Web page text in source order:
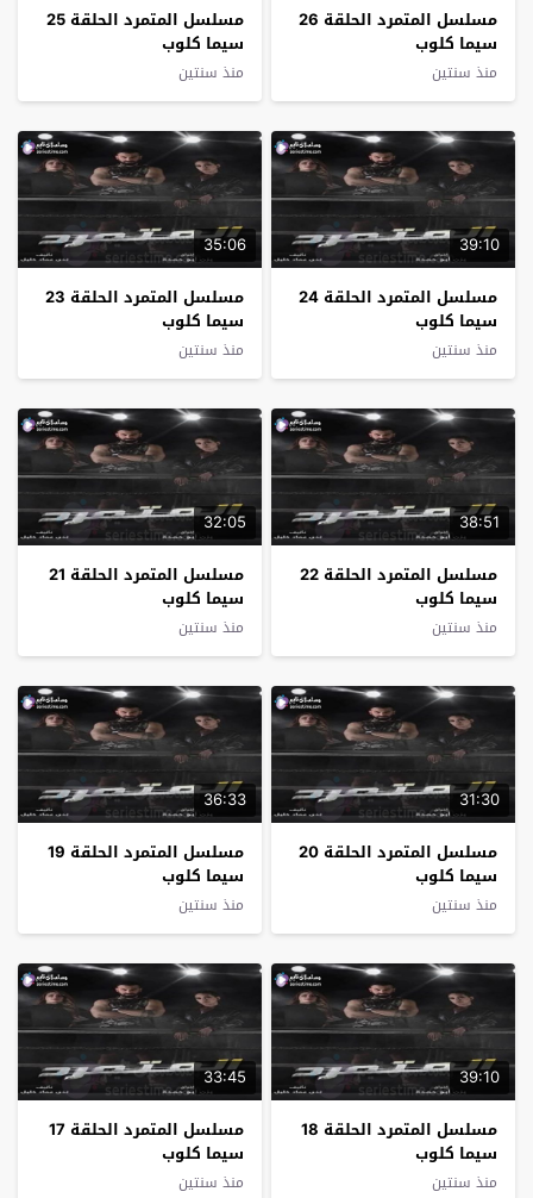
مسلسل المتمرد الحلقة 26
سيما كلوب
منذ سنتين
مسلسل المتمرد الحلقة 25
سيما كلوب
منذ سنتين
39:10
مسلسل المتمرد الحلقة 24
سيما كلوب
منذ سنتين
35:06
مسلسل المتمرد الحلقة 23
سيما كلوب
منذ سنتين
38:51
مسلسل المتمرد الحلقة 22
سيما كلوب
منذ سنتين
32:05
مسلسل المتمرد الحلقة 21
سيما كلوب
منذ سنتين
31:30
مسلسل المتمرد الحلقة 20
سيما كلوب
منذ سنتين
36:33
مسلسل المتمرد الحلقة 19
سيما كلوب
منذ سنتين
39:10
مسلسل المتمرد الحلقة 18
سيما كلوب
منذ سنتين
33:45
مسلسل المتمرد الحلقة 17
سيما كلوب
منذ سنتين